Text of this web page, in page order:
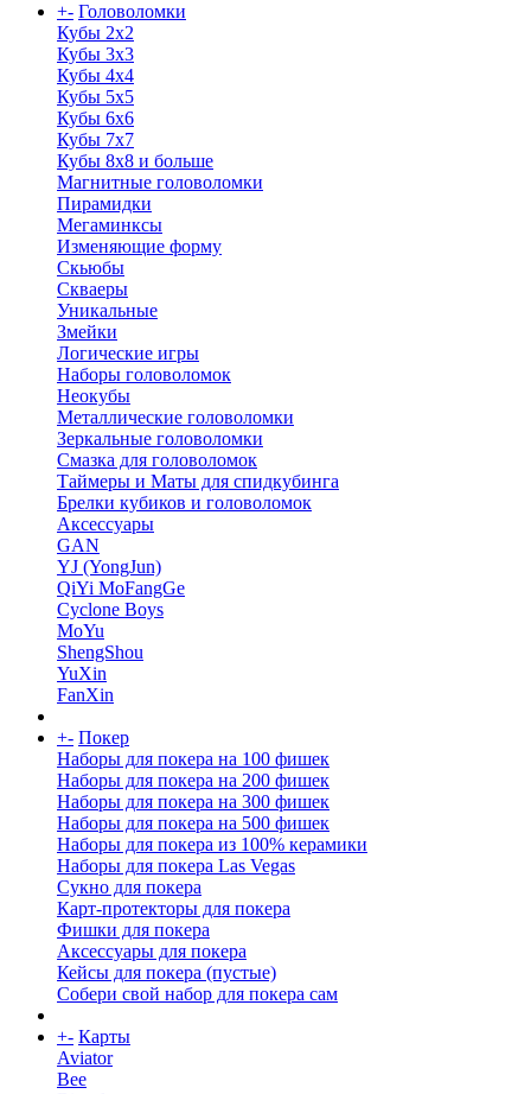
+- Головоломки
Кубы 2х2
Кубы 3х3
Кубы 4x4
Кубы 5х5
Кубы 6х6
Кубы 7х7
Кубы 8х8 и больше
Магнитные головоломки
Пирамидки
Мегаминксы
Изменяющие форму
Скьюбы
Скваеры
Уникальные
Змейки
Логические игры
Наборы головоломок
Неокубы
Металлические головоломки
Зеркальные головоломки
Смазка для головоломок
Таймеры и Маты для спидкубинга
Брелки кубиков и головоломок
Аксессуары
GAN
YJ (YongJun)
QiYi MoFangGe
Cyclone Boys
MoYu
ShengShou
YuXin
FanXin
+- Покер
Наборы для покера на 100 фишек
Наборы для покера на 200 фишек
Наборы для покера на 300 фишек
Наборы для покера на 500 фишек
Наборы для покера из 100% керамики
Наборы для покера Las Vegas
Сукно для покера
Карт-протекторы для покера
Фишки для покера
Аксессуары для покера
Кейсы для покера (пустые)
Собери свой набор для покера сам
+- Карты
Aviator
Bee